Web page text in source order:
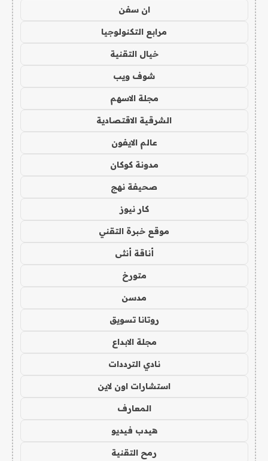
ان سفن
مرابع التكنولوجيا
خيال التقنية
شوف ويب
مجلة الاسهم
الشرقية الاقتصادية
عالم الايفون
مدونة كوكان
صحيفة نهج
كار نيوز
موقع خبرة التقني
أناقة أنثى
متورخ
مدسن
روتانا تسويق
مجلة الابداع
نادي الترددات
استشارات اون لاين
المعارف
هيدب فيديو
رمح التقنية